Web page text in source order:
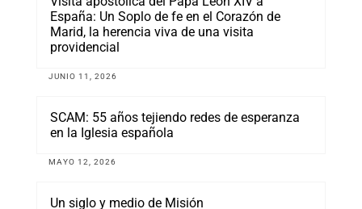
España: Un Soplo de fe en el Corazón de
Marid, la herencia viva de una visita
providencial
JUNIO 11, 2026
SCAM: 55 años tejiendo redes de esperanza
en la Iglesia española
MAYO 12, 2026
Un siglo y medio de Misión